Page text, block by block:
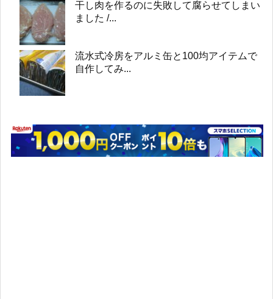
干し肉を作るのに失敗して腐らせてしまい
ました /...
流水式冷房をアルミ缶と100均アイテムで
自作してみ...